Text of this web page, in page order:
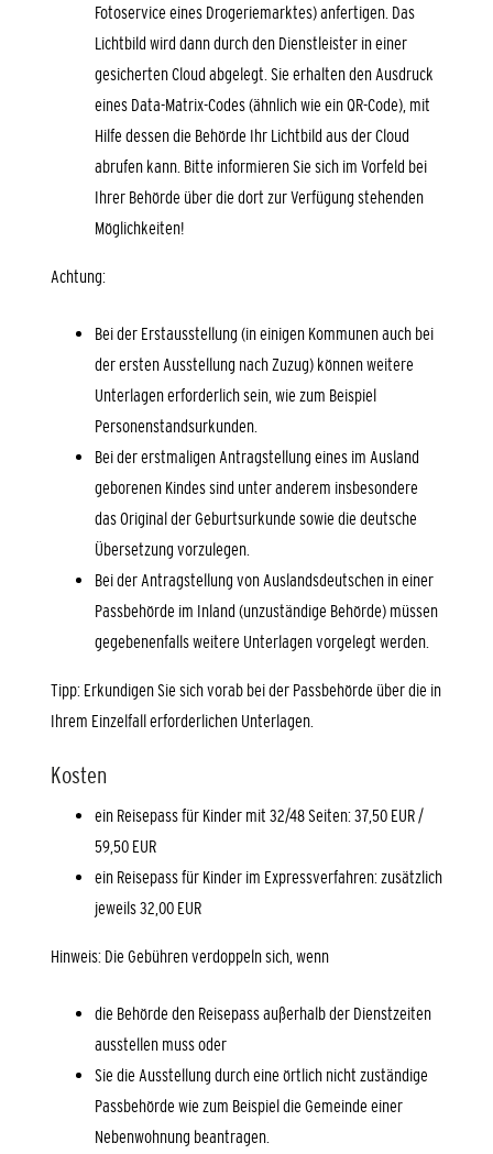
Fotoservice eines Drogeriemarktes) anfertigen. Das
Lichtbild wird dann durch den Dienstleister in einer
gesicherten Cloud abgelegt. Sie erhalten den Ausdruck
eines Data-Matrix-Codes (ähnlich wie ein QR-Code), mit
Hilfe dessen die Behörde Ihr Lichtbild aus der Cloud
abrufen kann. Bitte informieren Sie sich im Vorfeld bei
Ihrer Behörde über die dort zur Verfügung stehenden
Möglichkeiten!
Achtung:
Bei der Erstausstellung (in einigen Kommunen auch bei
der ersten Ausstellung nach Zuzug) können weitere
Unterlagen erforderlich sein, wie zum Beispiel
Personenstandsurkunden.
Bei der erstmaligen Antragstellung eines im Ausland
geborenen Kindes sind unter anderem insbesondere
das Original der Geburtsurkunde sowie die deutsche
Übersetzung vorzulegen.
Bei der Antragstellung von Auslandsdeutschen in einer
Passbehörde im Inland (unzuständige Behörde) müssen
gegebenenfalls weitere Unterlagen vorgelegt werden.
Tipp: Erkundigen Sie sich vorab bei der Passbehörde über die in
Ihrem Einzelfall erforderlichen Unterlagen.
Kosten
ein Reisepass für Kinder mit 32/48 Seiten: 37,50 EUR /
59,50 EUR
ein Reisepass für Kinder im Expressverfahren: zusätzlich
jeweils 32,00 EUR
Hinweis: Die Gebühren verdoppeln sich, wenn
die Behörde den Reisepass außerhalb der Dienstzeiten
ausstellen muss oder
Sie die Ausstellung durch eine örtlich nicht zuständige
Passbehörde wie zum Beispiel die Gemeinde einer
Nebenwohnung beantragen.